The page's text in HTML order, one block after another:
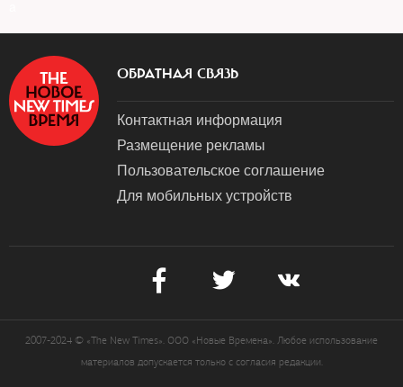
ОБРАТНАЯ СВЯЗЬ
Контактная информация
Размещение рекламы
Пользовательское соглашение
Для мобильных устройств
2007-2024 © «The New Times». ООО «Новые Времена». Любое использование
материалов допускается только с согласия редакции.